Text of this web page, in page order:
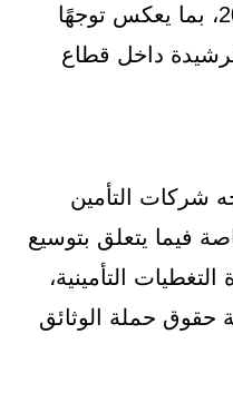
2025 بتاريخ 27 أكتوبر 2025، بما يعكس توجهًا
داخل قطاع
شركات التأمين
فيما يتعلق بتوسيع
التأمينية،
حقوق حملة الوثائق